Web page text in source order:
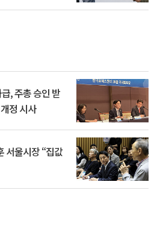
, 주총 승인 받
정 시사
서울시장 “집값